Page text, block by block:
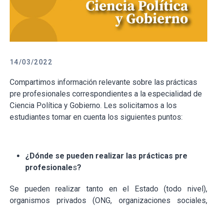
14/03/2022
Compartimos información relevante sobre las prácticas
pre profesionales correspondientes a la especialidad de
Ciencia Política y Gobierno. Les solicitamos a los
estudiantes tomar en cuenta los siguientes puntos:
¿Dónde se pueden realizar las prácticas pre
profesionales?
Se pueden realizar tanto en el Estado (todo nivel),
organismos privados (ONG, organizaciones sociales,